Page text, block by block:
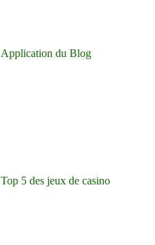
Application du Blog
Top 5 des jeux de casino